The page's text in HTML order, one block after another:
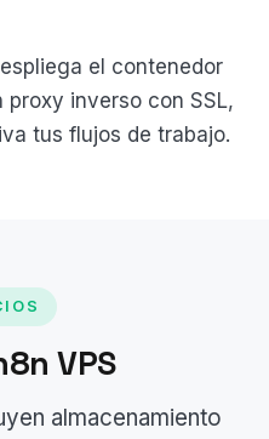
el contenedor
proxy inverso con SSL,
tus flujos de trabajo.
VPS
almacenamiento